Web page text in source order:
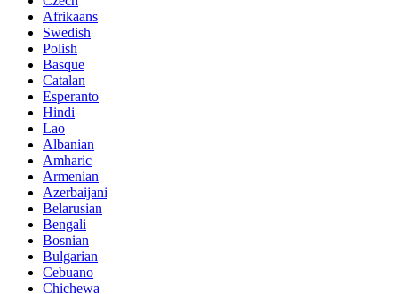
Afrikaans
Swedish
Polish
Basque
Catalan
Esperanto
Hindi
Lao
Albanian
Amharic
Armenian
Azerbaijani
Belarusian
Bengali
Bosnian
Bulgarian
Cebuano
Chichewa